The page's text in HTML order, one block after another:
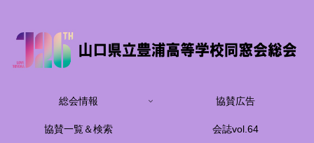
総会情報 協賛広告
協賛一覧＆検索 会誌vol.64